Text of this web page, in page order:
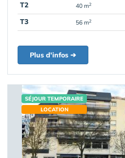
T2
40 m2
T3
56 m2
Plus d'infos ➔
SÉJOUR TEMPORAIRE
LOCATION